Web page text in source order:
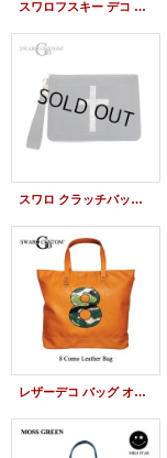
スワロフスキー デコ 小物 デザイン コースター
スワロ クラッチバッグ レザーデコ スワロフスキー
レザーデコ バッグ オーダー スワロフスキー デコ